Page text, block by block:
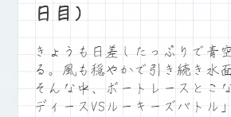
日目）
きょうも日差したっぷりで青
る。風も穏やかで引き続き水
そんな中、ボートレースとこ
ディースVSルーキーズバトル